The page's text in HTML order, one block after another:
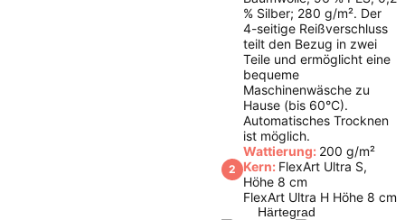
% Silber; 280 g/m². Der
4-seitige Reißverschluss
teilt den Bezug in zwei
Teile und ermöglicht eine
bequeme
Maschinenwäsche zu
Hause (bis 60°C).
Automatisches Trocknen
ist möglich.
Wattierung: 200 g/m²
2 Kern: FlexArt Ultra S,
Höhe 8 cm
FlexArt Ultra H Höhe 8 cm
Härtegrad